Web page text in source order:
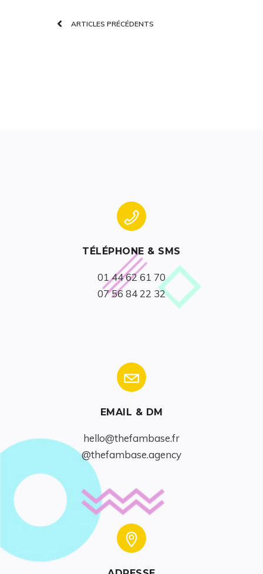
ARTICLES PRÉCÉDENTS
TÉLÉPHONE & SMS
07 56 84 22 32
EMAIL & DM
hello@thefambase.fr
@thefambase.agency